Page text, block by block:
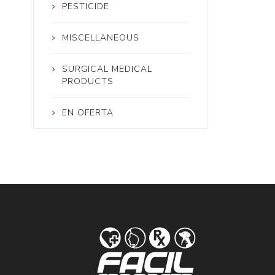
PESTICIDE
MISCELLANEOUS
SURGICAL MEDICAL
PRODUCTS
EN OFERTA